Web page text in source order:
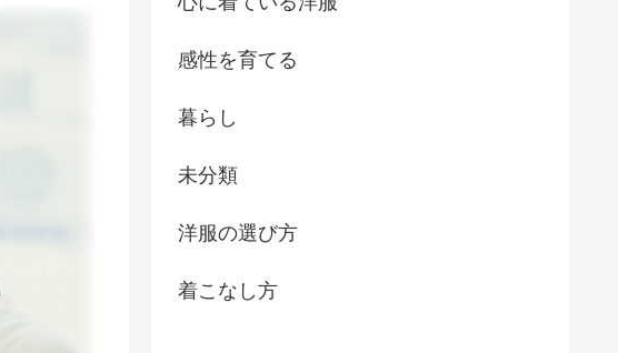
感性を育てる
暮らし
未分類
洋服の選び方
着こなし方